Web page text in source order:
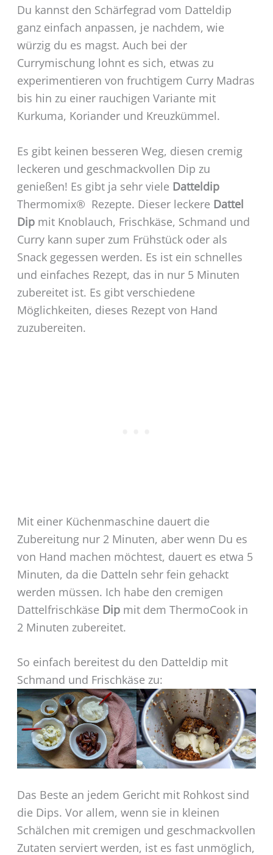
Du kannst den Schärfegrad vom Datteldip
ganz einfach anpassen, je nachdem, wie
würzig du es magst. Auch bei der
Currymischung lohnt es sich, etwas zu
experimentieren von fruchtigem Curry Madras
bis hin zu einer rauchigen Variante mit
Kurkuma, Koriander und Kreuzkümmel.
Es gibt keinen besseren Weg, diesen cremig
leckeren und geschmackvollen Dip zu
genießen! Es gibt ja sehr viele Datteldip
Thermomix® Rezepte. Dieser leckere Dattel
Dip mit Knoblauch, Frischkäse, Schmand und
Curry kann super zum Frühstück oder als
Snack gegessen werden. Es ist ein schnelles
und einfaches Rezept, das in nur 5 Minuten
zubereitet ist. Es gibt verschiedene
Möglichkeiten, dieses Rezept von Hand
zuzubereiten.
Mit einer Küchenmaschine dauert die
Zubereitung nur 2 Minuten, aber wenn Du es
von Hand machen möchtest, dauert es etwa 5
Minuten, da die Datteln sehr fein gehackt
werden müssen. Ich habe den cremigen
Dattelfrischkäse Dipmit dem ThermoCook in
2 Minuten zubereitet.
So einfach bereitest du den Datteldip mit
Schmand und Frischkäse zu:
Das Beste an jedem Gericht mit Rohkost sind
die Dips. Vor allem, wenn sie in kleinen
Schälchen mit cremigen und geschmackvollen
Zutaten serviert werden, ist es fast unmöglich,